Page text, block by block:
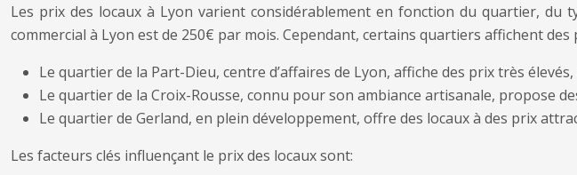
Les prix des locaux à Lyon varient considérablement en fonction du quartier, du
commercial à Lyon est de 250€ par mois. Cependant, certains quartiers affichent
Le quartier de la Part-Dieu, centre d’affaires de Lyon, affiche des prix très
Le quartier de la Croix-Rousse, connu pour son ambiance artisanale, propose
Le quartier de Gerland, en plein développement, offre des locaux à des prix
Les facteurs clés influençant le prix des locaux sont: